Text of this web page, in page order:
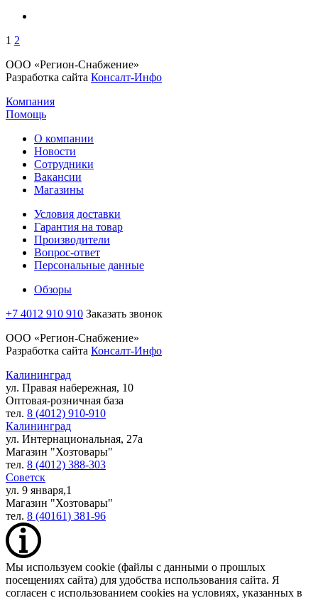
1 2
ООО «Регион-Снабжение»
Разработка сайта Консалт-Инфо
Компания
Помощь
О компании
Новости
Сотрудники
Вакансии
Магазины
Условия доставки
Гарантия на товар
Производители
Вопрос-ответ
Персональные данные
Обзоры
+7 4012 910 910 Заказать звонок
ООО «Регион-Снабжение»
Разработка сайта Консалт-Инфо
Калининград
ул. Правая набережная, 10
Оптовая-розничная база
тел. 8 (4012) 910-910
Калининград
ул. Интернациональная, 27а
Магазин "Хозтовары"
тел. 8 (4012) 388-303
Советск
ул. 9 января,1
Магазин "Хозтовары"
тел. 8 (40161) 381-96
Мы используем cookie (файлы с данными о прошлых
посещениях сайта) для удобства использования сайта. Я
согласен с использованием cookies на условиях, указанных в